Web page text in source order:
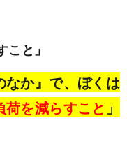
と」
なか』で、ぼくは
荷を減らすこと 」